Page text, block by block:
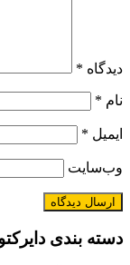
دیدگاه *
نام *
ایمیل *
وب‌سایت
دسته بندی